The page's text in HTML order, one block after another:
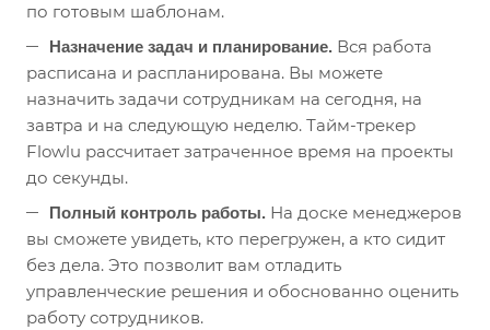
по готовым шаблонам.
Назначение задач и планирование. Вся работа
расписана и распланирована. Вы можете
назначить задачи сотрудникам на сегодня, на
завтра и на следующую неделю. Тайм-трекер
Flowlu рассчитает затраченное время на проекты
до секунды.
Полный контроль работы. На доске менеджеров
вы сможете увидеть, кто перегружен, а кто сидит
без дела. Это позволит вам отладить
управленческие решения и обоснованно оценить
работу сотрудников.